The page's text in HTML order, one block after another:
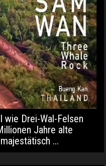
wie Drei-Wal-Felsen
Jahre alte
...